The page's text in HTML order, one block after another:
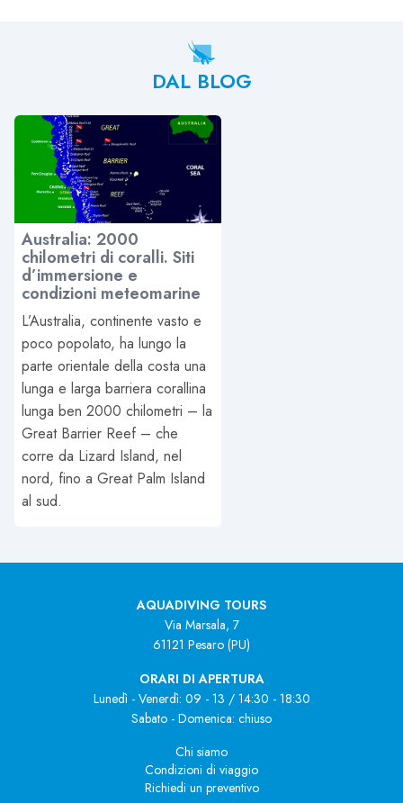
DAL BLOG
Australia: 2000
chilometri di coralli. Siti
d’immersione e
condizioni meteomarine
L’Australia, continente vasto e
poco popolato, ha lungo la
parte orientale della costa una
lunga e larga barriera corallina
lunga ben 2000 chilometri – la
Great Barrier Reef – che
corre da Lizard Island, nel
nord, fino a Great Palm Island
al sud.
AQUADIVING TOURS
Via Marsala, 7
61121 Pesaro (PU)
ORARI DI APERTURA
Lunedì - Venerdì: 09 - 13 / 14:30 - 18:30
Sabato - Domenica: chiuso
Chi siamo
Condizioni di viaggio
Richiedi un preventivo